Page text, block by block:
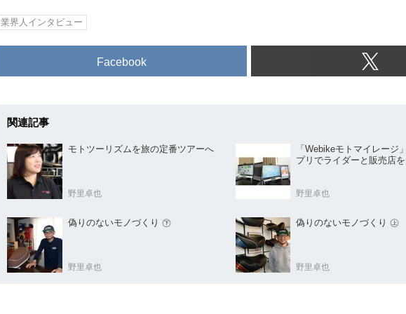
業界人インタビュー
Facebook
関連記事
モトツーリズムを旅の定番ツアーへ
野里卓也
「Webikeモトマイレージ
プリでライダーと販売店
野里卓也
偽りのないモノづくり ㊦
野里卓也
偽りのないモノづくり ㊤
野里卓也